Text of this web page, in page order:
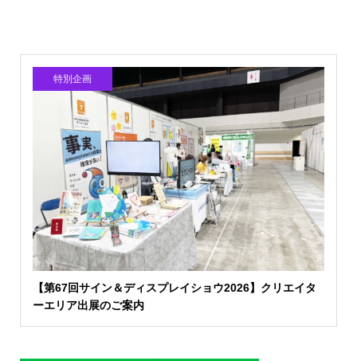
特別企画
【第67回サイン＆ディスプレイショウ2026】クリエイタ
ーエリア出展のご案内